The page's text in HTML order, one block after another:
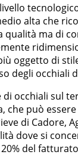
alta che
ma di
oggetto di
degli occhiali
occhiali sul
che può
di Cadore,
dove si
del